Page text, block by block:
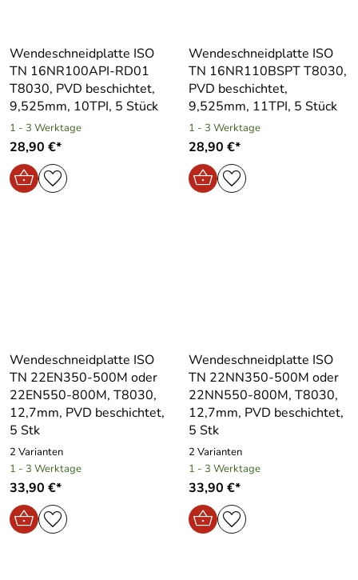
Wendeschneidplatte ISO
TN 16NR100API-RD01
T8030, PVD beschichtet,
9,525mm, 10TPI, 5 Stück
1 - 3 Werktage
28,90 €*
Wendeschneidplatte ISO
TN 16NR110BSPT T8030,
PVD beschichtet,
9,525mm, 11TPI, 5 Stück
1 - 3 Werktage
28,90 €*
Wendeschneidplatte ISO
TN 22EN350-500M oder
22EN550-800M, T8030,
12,7mm, PVD beschichtet,
5 Stk
2 Varianten
1 - 3 Werktage
33,90 €*
Wendeschneidplatte ISO
TN 22NN350-500M oder
22NN550-800M, T8030,
12,7mm, PVD beschichtet,
5 Stk
2 Varianten
1 - 3 Werktage
33,90 €*